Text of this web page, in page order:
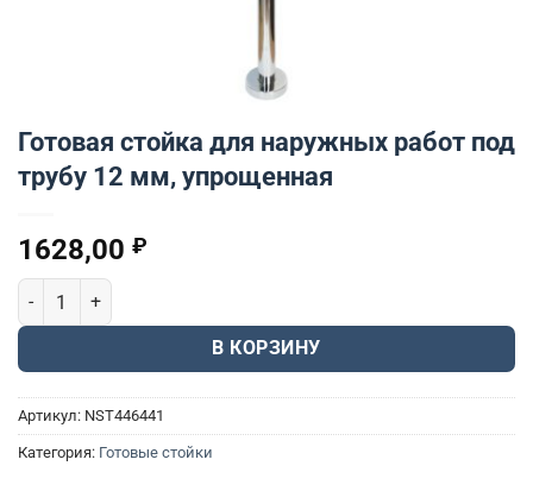
Готовая стойка для наружных работ под
трубу 12 мм, упрощенная
1628,00 ₽
Количество товара Готовая стойка для наружных работ под
В КОРЗИНУ
Артикул: NST446441
Категория: Готовые стойки